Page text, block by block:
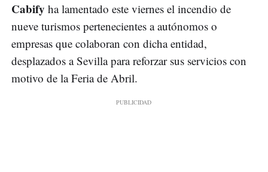
Cabify ha lamentado este viernes el incendio de
nueve turismos pertenecientes a autónomos o
empresas que colaboran con dicha entidad,
desplazados a Sevilla para reforzar sus servicios con
motivo de la Feria de Abril.